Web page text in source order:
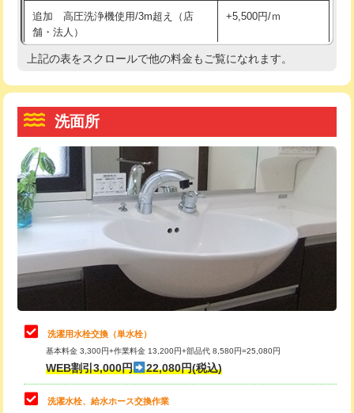
モルタル補修（厚さ10㎝まで） 27,500円
モルタル補修（厚さ10㎝超え） 38,500円
洗面台設置 38,500円
追加人工
廃棄・処分 現場見積
※給水管工事は20mmまでの価格です。
給水管工事※（バンド止め) 3,300円
給水管工事※（支持金具設置) 5,500円
給水管工事※（保温材使用（バンド止
め込み）)
5,500円
給水管工事※（土の掘削・埋め戻し作
業)
11,000円
給水管工事※（塩ビ管（VP・HI）使
用/3ｍまで)
33,000円
給水管工事※（塩ビ管（VP・HI）使
用（追加）/3ｍ超え)
給水管工事※（ライニング鋼管・銅
管・ポリ管・HT管使用/3ｍまで)
44,000円
給水管工事※（ライニング鋼管・銅
管・ポリ管・HT管使用/3ｍ超え)
排水管工事（土の掘削・埋め戻し作
業）
追加 高圧洗浄機使用/3m超え（店
舗・法人）
+5,500円/ｍ
高度高圧洗浄換 現地調査
トーラー機使用/3mまで
追加トーラー機使用/3m超え +3,300円
カメラ調査 33,000円
桝清掃
止水・漏水調査・防水処理・清掃・修
理・調整・分解・加工など（軽作業）
11,000円
止水・漏水調査・防水処理・清掃・修
理・調整・分解・加工など（中作業）
22,000円
止水・漏水調査・防水処理・清掃・修
理・調整・分解・加工など（重作業）
33,000円
キッチンタンク脱着
上記の表をスクロールで他の料金もご覧になれます。
洗面所
洗濯用水栓交換（単水栓）
基本料金 3,300円+作業料金 13,200円+部品代 8,580円=25,080円
WEB割引3,000円 22,080円(税込)
洗濯水栓、給水ホース交換作業